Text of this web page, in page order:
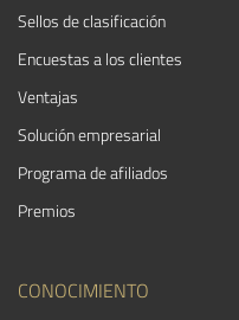
Sellos de clasificación
Encuestas a los clientes
Ventajas
Solución empresarial
Programa de afiliados
Premios
CONOCIMIENTO